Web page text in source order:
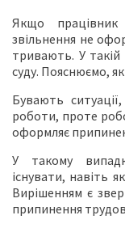
Якщо
звільнення не
тривають. У такій
суду. Пояснюємо,
Бувають
роботи, проте
оформляє
У такому
існувати, навіть
Вирішенням є
припинення